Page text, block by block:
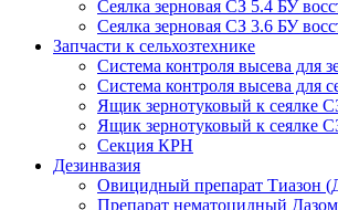
Сеялка зерновая СЗ 5.4 БУ
Сеялка зерновая СЗ 3.6 БУ
Запчасти к сельхозтехнике
Система контроля высева для
Система контроля высева для
Ящик зернотуковый к сеялке
Ящик зернотуковый к сеялке
Секция КРН
Дезинвазия
Овицидный препарат Тиазон
Препарат нематоцидный